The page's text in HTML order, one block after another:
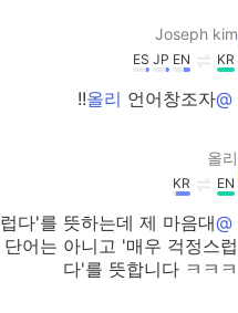
Joseph kim
KR
EN
JP
ES
@올리
언어창조자!!
올리
EN
KR
@Joseph kim
다'를 뜻하는데 제 마음대
어는 아니고 '매우 걱정스럽
다'를 뜻합니다 ㅋㅋㅋ